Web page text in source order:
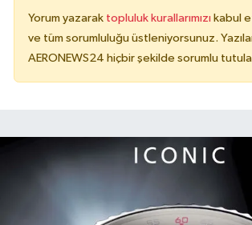
Yorum yazarak topluluk kurallarımızı kabul
ve tüm sorumluluğu üstleniyorsunuz.
AERONEWS24 hiçbir şekilde sorumlu